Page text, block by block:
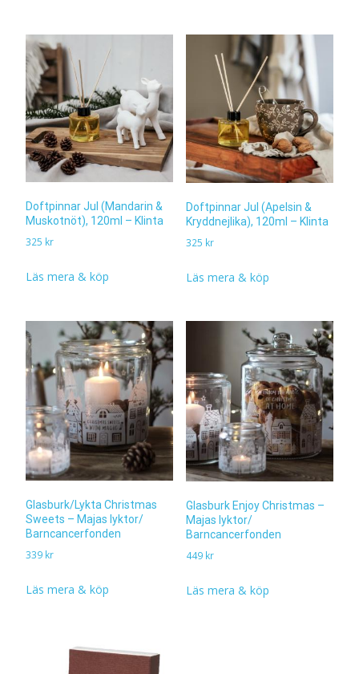
Doftpinnar Jul (Mandarin &
Muskotnöt), 120ml – Klinta
325 kr
Läs mera & köp
Doftpinnar Jul (Apelsin &
Kryddnejlika), 120ml – Klinta
325 kr
Läs mera & köp
Glasburk/Lykta Christmas
Sweets – Majas lyktor/
Barncancerfonden
339 kr
Läs mera & köp
Glasburk Enjoy Christmas –
Majas lyktor/
Barncancerfonden
449 kr
Läs mera & köp